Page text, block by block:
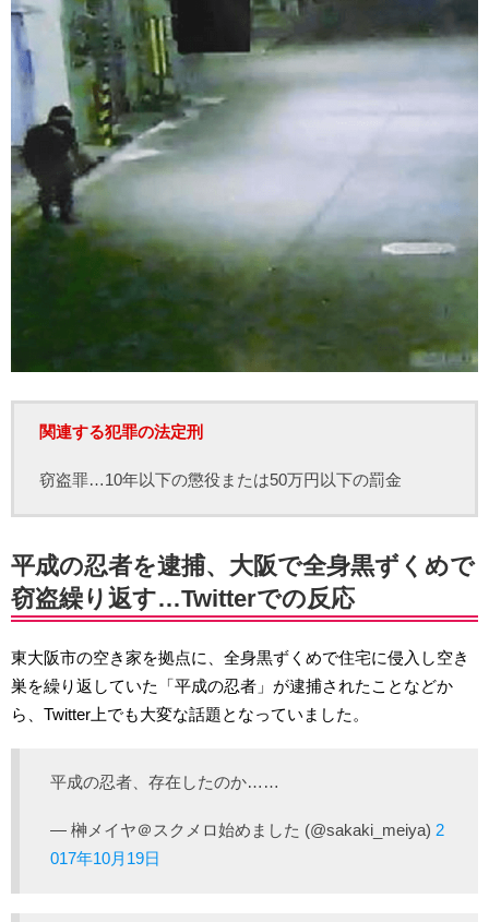
関連する犯罪の法定刑
窃盗罪…10年以下の懲役または50万円以下の罰金
平成の忍者を逮捕、大阪で全身黒ずくめで
窃盗繰り返す…Twitterでの反応
東大阪市の空き家を拠点に、全身黒ずくめで住宅に侵入し空き
巣を繰り返していた「平成の忍者」が逮捕されたことなどか
ら、Twitter上でも大変な話題となっていました。
平成の忍者、存在したのか……
— 榊メイヤ＠スクメロ始めました (@sakaki_meiya) 2
017年10月19日